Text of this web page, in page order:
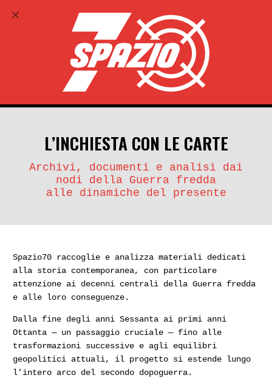
ABBONATI
search account_circle
L’INCHIESTA CON LE CARTE
Archivi, documenti e analisi dai
nodi della Guerra fredda
alle dinamiche del presente
Spazio70 raccoglie e analizza materiali dedicati
alla storia contemporanea, con particolare
attenzione ai decenni centrali della Guerra fredda
e alle loro conseguenze.
Dalla fine degli anni Sessanta ai primi anni
Ottanta — un passaggio cruciale — fino alle
trasformazioni successive e agli equilibri
geopolitici attuali, il progetto si estende lungo
l’intero arco del secondo dopoguerra.